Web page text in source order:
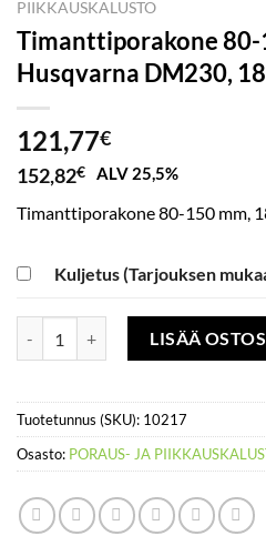
PIIKKAUSKALUSTO
Timanttiporakone 80-
Husqvarna DM230,
121,77€
152,82€ ALV 25,5%
Timanttiporakone 80-150 mm,
Kuljetus (Tarjouksen
Timanttiporakone 80-150 mm,
LISÄÄ
Tuotetunnus (SKU): 10217
Osasto: PORAUS- JA